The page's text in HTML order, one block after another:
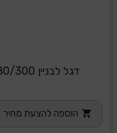
דגל לבניין 80/300
הוספה להצעת מחיר